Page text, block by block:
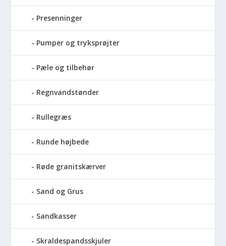
Presenninger
Pumper og tryksprøjter
Pæle og tilbehør
Regnvandstønder
Rullegræs
Runde højbede
Røde granitskærver
Sand og Grus
Sandkasser
Skraldespandsskjuler